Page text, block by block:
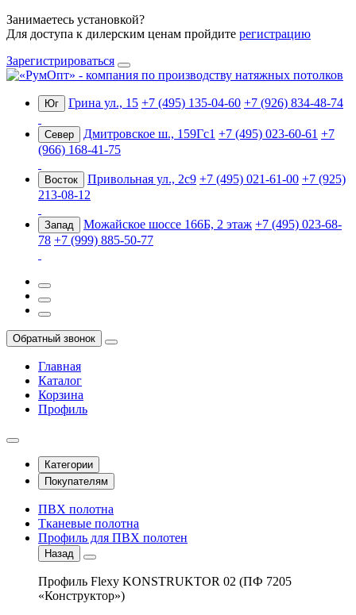
Занимаетесь установкой?
Для доступа к дилерским ценам пройдите регистрацию
Зарегистрироваться
Юг Грина ул., 15 +7 (495) 135-04-60 +7 (926) 834-48-74
Север Дмитровское ш., 159Гс1 +7 (495) 023-60-61 +7
(966) 168-41-75
Восток Привольная ул., 2с9 +7 (495) 021-61-00 +7 (925)
213-08-12
Запад Можайское шоссе 166Б, 2 этаж +7 (495) 023-68-
78 +7 (999) 885-50-77
Обратный звонок
Главная
Каталог
Корзина
Профиль
Категории
Покупателям
ПВХ полотна
Тканевые полотна
Профиль для ПВХ полотен
Назад
Профиль Flexy KONSTRUKTOR 02 (ПФ 7205
«Конструктор»)